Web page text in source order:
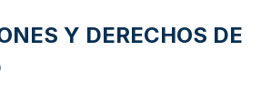
Y DERECHOS DE